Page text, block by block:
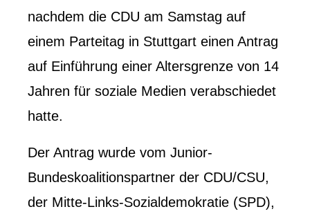
nachdem die CDU am Samstag auf
einem Parteitag in Stuttgart einen Antrag
auf Einführung einer Altersgrenze von 14
Jahren für soziale Medien verabschiedet
hatte.
Der Antrag wurde vom Junior-
Bundeskoalitionspartner der CDU/CSU,
der Mitte-Links-Sozialdemokratie (SPD),